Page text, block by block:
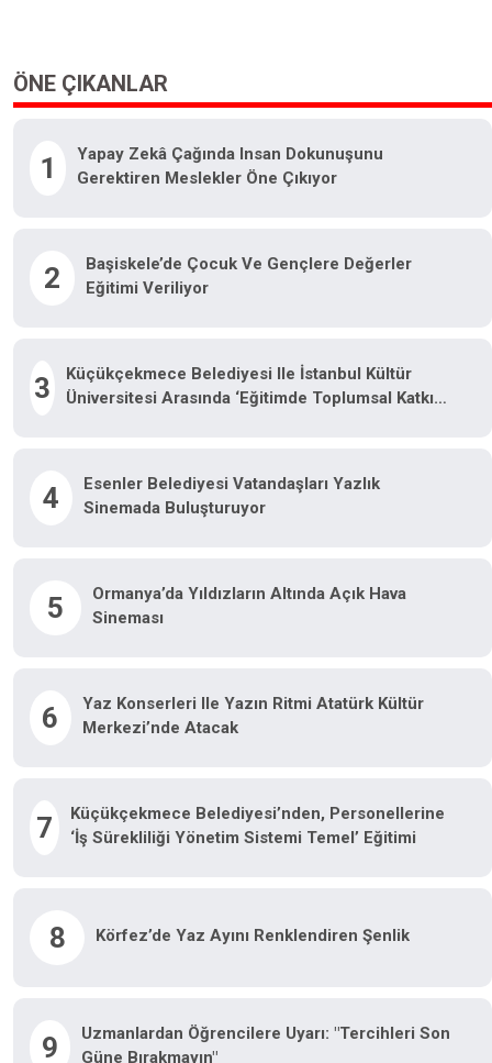
ÖNE ÇIKANLAR
1
Yapay Zekâ Çağında Insan Dokunuşunu
Gerektiren Meslekler Öne Çıkıyor
2
Başiskele’de Çocuk Ve Gençlere Değerler
Eğitimi Veriliyor
3
Küçükçekmece Belediyesi Ile İstanbul Kültür
Üniversitesi Arasında ‘Eğitimde Toplumsal Katkı
4
Esenler Belediyesi Vatandaşları Yazlık
Sinemada Buluşturuyor
5
Ormanya’da Yıldızların Altında Açık Hava
Sineması
6
Yaz Konserleri Ile Yazın Ritmi Atatürk Kültür
Merkezi’nde Atacak
7
Küçükçekmece Belediyesi’nden, Personellerine
‘İş Sürekliliği Yönetim Sistemi Temel’ Eğitimi
8 Körfez’de Yaz Ayını Renklendiren Şenlik
9
Uzmanlardan Öğrencilere Uyarı: "Tercihleri Son
Güne Bırakmayın"